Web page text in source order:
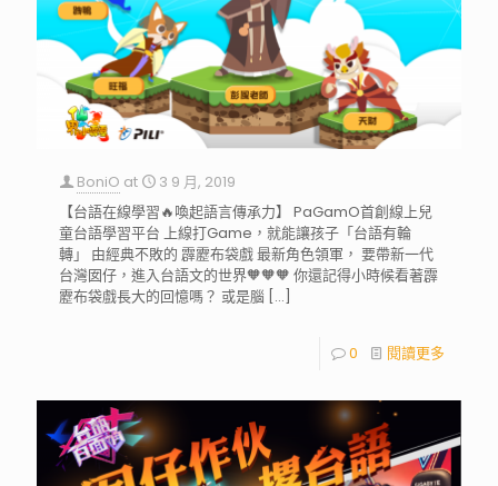
BoniO at
3 9 月, 2019
【台語在線學習🔥喚起語言傳承力】 PaGamO首創線上兒
童台語學習平台 上線打Game，就能讓孩子「台語有輪
轉」 由經典不敗的 霹靂布袋戲 最新角色領軍， 要帶新一代
台灣囡仔，進入台語文的世界🧡🧡🧡 你還記得小時候看著霹
靂布袋戲長大的回憶嗎？ 或是腦 […]
0 閱讀更多